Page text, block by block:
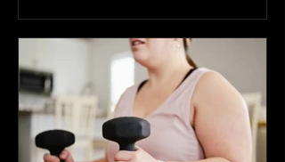
deportistas y de la comunidad en
general. Durante la rendición de
cuentas de la Institución Universitaria
Salud Colombia, que recientemente
inició operaciones en Ibagué, se dio a
conocer que avanza de manera positiva
e